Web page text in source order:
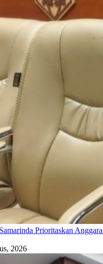
Prioritaskan
2026